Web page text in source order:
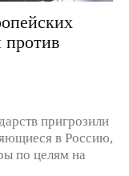
против
пригрозили
в Россию,
по целям на